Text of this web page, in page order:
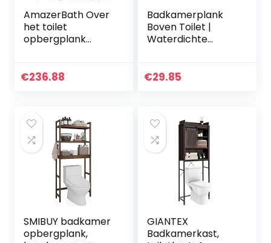
AmazerBath Over
het toilet
opbergplank
organizer rek,
wasserette,
ruimtebesparend,
natuurlijke kleur
€236.88
Badkamerplank
Boven Toilet |
Waterdichte
Opbergplank |
Verstelbare Poten
€29.85
SMIBUY badkamer
opbergplank,
GIANTEX
Badkamerkast,